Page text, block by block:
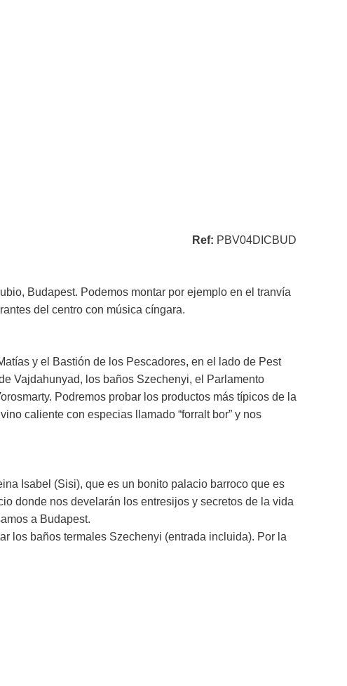
Ref: PBV04DICBUD
Budapest. Podemos montar por ejemplo en el tranvía
del centro con música cíngara.
y el Bastión de los Pescadores, en el lado de Pest
Vajdahunyad, los baños Szechenyi, el Parlamento
Podremos probar los productos más típicos de la
caliente con especias llamado “forralt bor” y nos
Isabel (Sisi), que es un bonito palacio barroco que es
donde nos develarán los entresijos y secretos de la vida
a Budapest.
los baños termales Szechenyi (entrada incluida). Por la